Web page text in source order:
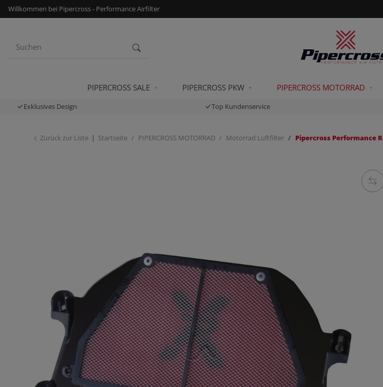
Willkommen bei Pipercross - Performance Airfilter
PIPERCROSS SALE PIPERCROSS PKW PIPERCROSS MOTORRAD
Exklusives Design Top Kundenservice
Zurück zur Liste Startseite PIPERCROSS MOTORRAD Motorrad Luftfilter Pipercross Performance